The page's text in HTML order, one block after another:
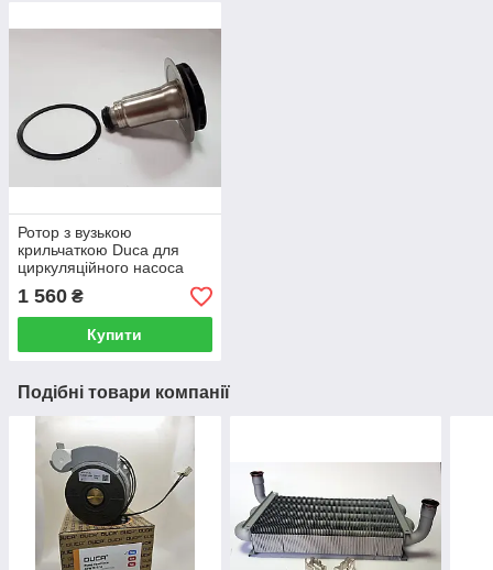
Ротор з вузькою
крильчаткою Duca для
циркуляційного насоса
Wilo
1 560 ₴
Купити
Подібні товари компанії